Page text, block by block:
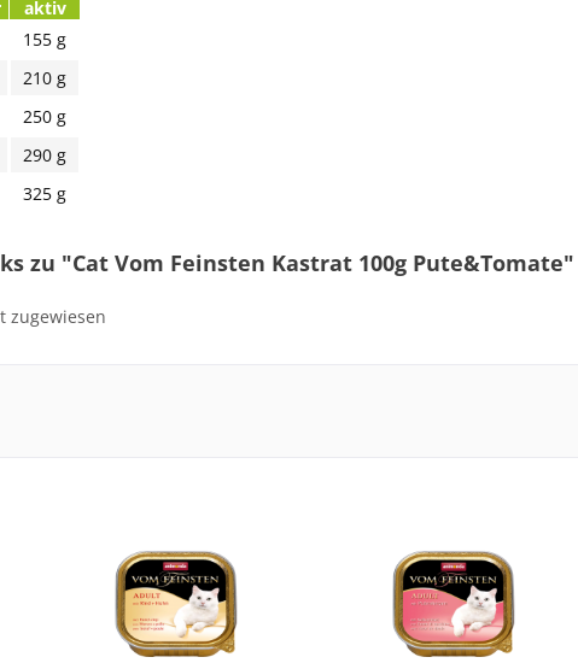
aktiv
155 g
210 g
250 g
290 g
325 g
zu "Cat Vom Feinsten Kastrat 100g Pute&Tomate"
zugewiesen